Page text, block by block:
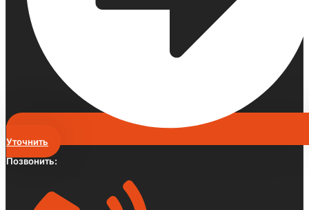
Уточнить
Позвонить: